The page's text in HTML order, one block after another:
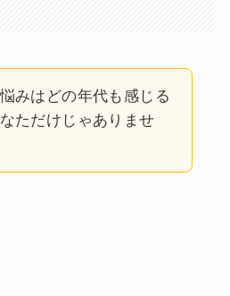
みはどの年代も感じる
ただけじゃありませ